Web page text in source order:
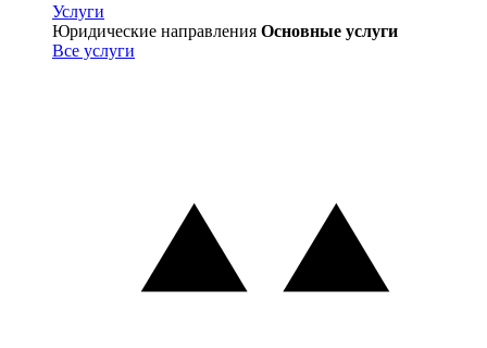
Услуги
Услуги
Юридические направления Основные услуги
Все услуги